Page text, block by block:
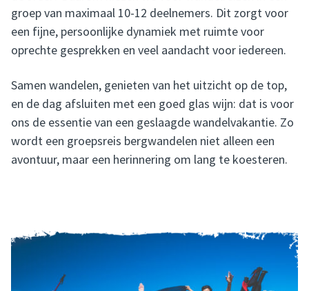
groep van maximaal 10-12 deelnemers. Dit zorgt voor
een fijne, persoonlijke dynamiek met ruimte voor
oprechte gesprekken en veel aandacht voor iedereen.
Samen wandelen, genieten van het uitzicht op de top,
en de dag afsluiten met een goed glas wijn: dat is voor
ons de essentie van een geslaagde wandelvakantie. Zo
wordt een groepsreis bergwandelen niet alleen een
avontuur, maar een herinnering om lang te koesteren.